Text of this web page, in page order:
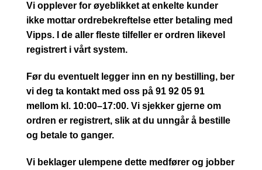
Vi opplever for øyeblikket at enkelte kunder
ikke mottar ordrebekreftelse etter betaling med
Vipps. I de aller fleste tilfeller er ordren likevel
registrert i vårt system.
Før du eventuelt legger inn en ny bestilling, ber
vi deg ta kontakt med oss på 91 92 05 91
mellom kl. 10:00–17:00. Vi sjekker gjerne om
ordren er registrert, slik at du unngår å bestille
og betale to ganger.
Vi beklager ulempene dette medfører og jobber